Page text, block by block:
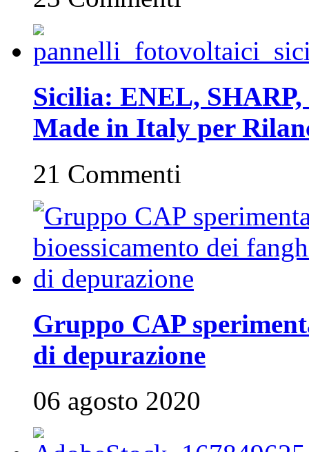
Sicilia: ENEL,
Made in Italy per
21 Commenti
Gruppo CAP
di depurazione
06 agosto 2020